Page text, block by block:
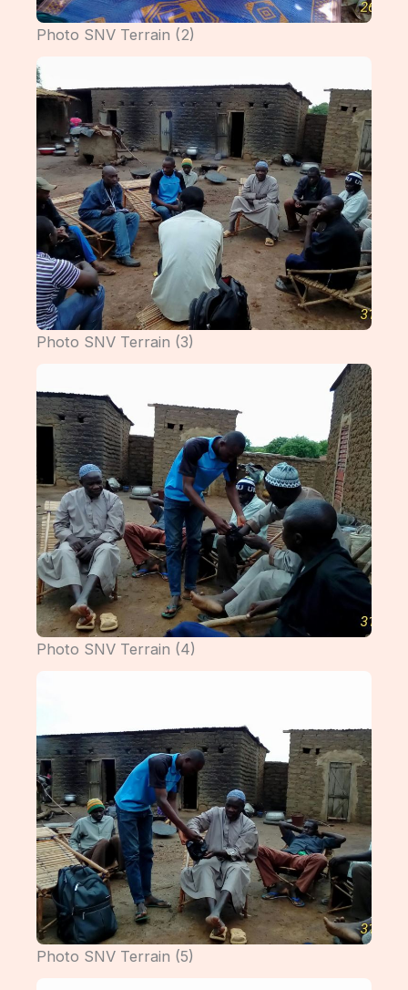
Photo SNV Terrain (2)
Photo SNV Terrain (3)
Photo SNV Terrain (4)
Photo SNV Terrain (5)